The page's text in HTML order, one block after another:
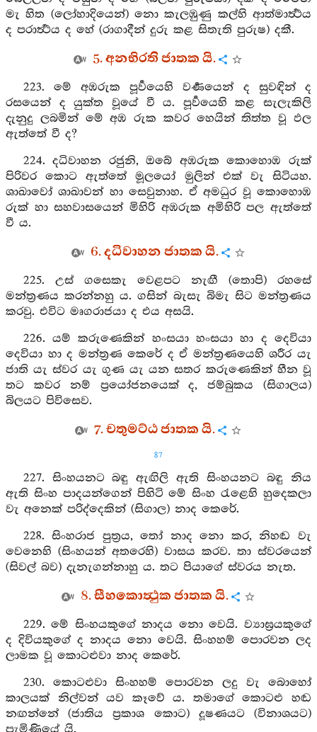
මැ හිත (ලෝහාදියෙන්) නො කැලඹුණු කල්හි ආත්මාර්‍ත්‍ථය
ද පරාර්‍ත්‍ථය ද හේ (රාගාදීන් දුරු කළ සිතැති පුරුෂ) දකී.
5. අනභිරති ජාතක යි.
223. මේ අඹරුක පූර්‍වයෙහි වර්‍ණයෙන් ද සුවඳින් ද
රසයෙන් ද යුක්ත වූයේ වී ය. පූර්‍වයෙහි කළ සැලැකිලි
දැනුදු ලබමින් මේ අඹ රුක කවර හෙයින් තිත්ත වූ ඵල
ඇත්තේ වී ද?
224. දධිවාහන රජුනි, ඔබේ අඹරුක කොහොඹ රුක්
පිරිවර කොට ඇත්තේ මූලයෝ මුලින් එක් වැ සිටියහ.
ශාඛාවෝ ශාඛාවන් හා සෙවුනාහ. ඒ අමධුර වූ කොහොඹ
රුක් හා සහවාසයෙන් මිහිරි අඹරුක අමිහිරි පල ඇත්තේ
වී ය.
6. දධිවාහන ජාතක යි.
225. උස් ගසෙකැ වෙළපට නැඟී (තොපි) රහසේ
මන්ත්‍රණය කරන්නහු ය. ගසින් බැසැ බිමැ සිට මන්ත්‍රණය
කරවු. එවිට මෘගරාජයා ද එය අසයි.
226. යම් කරුණෙකින් හංසයා හංසයා හා ද දෙවියා
දෙවියා හා ද මන්ත්‍රණ කෙරේ ද ඒ මන්ත්‍රණයෙහි ශරීර යැ
ජාති යැ ස්‍වර යැ ගුණ යැ යන සතර කරුණෙකින් හීන වූ
තට කවර නම් ප්‍රයෝජනයෙක් ද, ජම්බුකය (සිගාලය)
බිලයට පිවිසෙව.
7. චතුමට්ඨ ජාතක යි.
87
227. සිංහයනට බඳු ඇඟිලි ඇති සිංහයනට බඳු නිය
ඇති සිංහ පාදයන්ගෙන් පිහිටි මේ සිංහ රැළෙහි හුදෙකලා
වැ අනෙක් පරිද්දෙකින් (සිගාල) නාද කෙරේ.
228. සිංහරාජ පුත්‍රය, තෝ නාද නො කර, නිහඬ වැ
වෙනෙහි (සිංහයන් අතරෙහි) වාසය කරව. තා ස්වරයෙන්
(සිවල් බව) දැනැගන්නාහු ය. තට පියාගේ ස්වරය නැත.
8. සීහකොත්‍ථුක ජාතක යි.
229. මේ සිංහයකුගේ නාදය නො වෙයි. ව්‍යාඝ්‍රයකුගේ
ද දිවියකුගේ ද නාදය නො වෙයි. සිංහහම් පොරවන ලද
ලාමක වූ කොටළුවා නාද කෙරේ.
230. කොටළුවා සිංහහම් පොරවන ලදු වැ බොහෝ
කාලයක් නිල්වන් යව කෑවේ ය. තමාගේ කොටළු හඬ
නඟන්නේ (ජාතිය ප්‍රකාශ කොට) දූෂණයට (විනාශයට)